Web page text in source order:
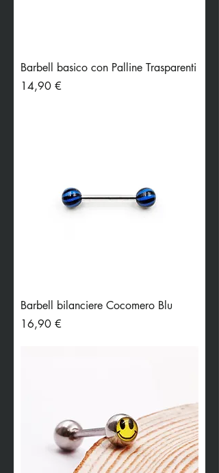
Barbell basico con Palline Trasparenti
Preis
14,90 €
Barbell bilanciere Cocomero Blu
Preis
16,90 €